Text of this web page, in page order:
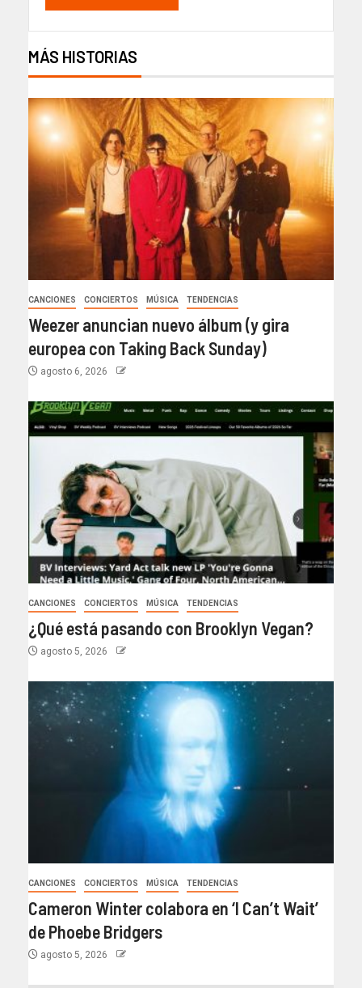
MÁS HISTORIAS
CANCIONES CONCIERTOS MÚSICA TENDENCIAS
Weezer anuncian nuevo álbum (y gira
europea con Taking Back Sunday)
agosto 6, 2026
CANCIONES CONCIERTOS MÚSICA TENDENCIAS
¿Qué está pasando con Brooklyn Vegan?
agosto 5, 2026
CANCIONES CONCIERTOS MÚSICA TENDENCIAS
Cameron Winter colabora en ‘I Can’t Wait’
de Phoebe Bridgers
agosto 5, 2026